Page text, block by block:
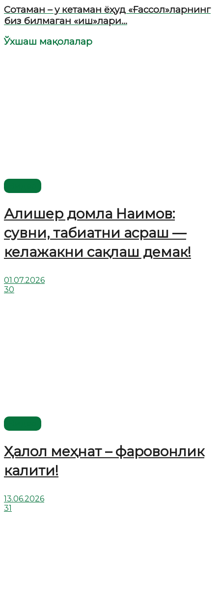
Сотаман – у кетаман ёҳуд «Ғассол»ларнинг
биз билмаган «иш»лари…
Ўхшаш мақолалар
Алишер домла Наимов:
сувни, табиатни асраш —
келажакни сақлаш демак!
01.07.2026
30
Ҳалол меҳнат – фаровонлик
калити!
13.06.2026
31